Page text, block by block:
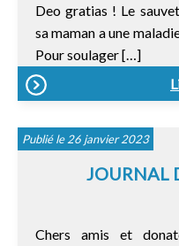
Deo gratias ! Le
sa maman a une
Pour soulager […]
Publié le 26 janvier 2023
JOURNAL
Chers amis et